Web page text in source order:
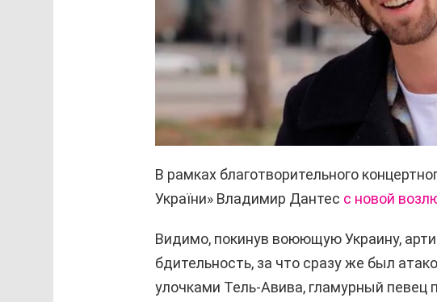
В рамках благотворительного
України» Владимир Дантес с новой
Видимо, покинув воюющую Украину,
бдительность, за что сразу же был
улочками Тель-Авива, гламурный певец